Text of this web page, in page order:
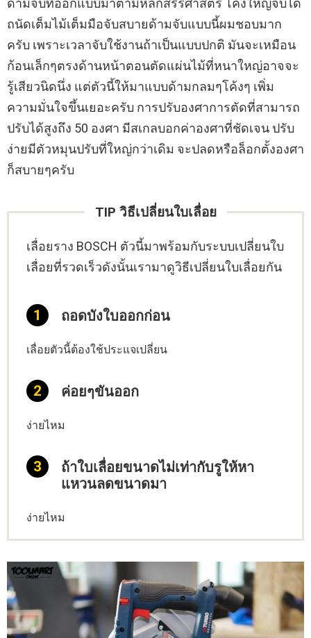
ด้ามจับที่ออกแบบมาตามหลักสรีรศาสตร์ โค้งใหญ่จับได้
ถนัดเต็มไม้เต็มมือจับสบายด้ามจับแบบนี้ผมชอบมาก
ครับ เพราะเวลาจับใช้งานถ้าเป็นแบบปกติ มันจะเหมือน
ก้อนเล็กๆตรงด้านหน้าตอนตัดแผ่นไม้ที่หนาใหญ่อาจจะ
รู้เสียวนิดนึ่ง แต่ตัวนี้ให้มาแบบด้ามกลมๆโค้งๆ เพิ่ม
ความมั่นใจขึ้นเยอะครับ การปรับองศาการตัดที่สามารถ
ปรับได้สูงถึง 50 องศา มีสเกลบอกค่าองศาที่ชัดเจน ปรับ
ง่ายมีตัวหมุนปรับที่ใหญ่กว่าเดิม จะปลดหรือล็อกตั้งองศา
ก็สบายๆครับ
TIP วิธีเปลี่ยนใบเลื่อย
เลื่อยราง BOSCH ตัวนี้มาพร้อมกับระบบเปลี่ยนใบ
เลื่อยที่รวดเร็วดังนั้นเรามาดูวิธีเปลี่ยนใบเลื่อยกัน
ถอดบังใบออกก่อน
เลื่อยตัวนี้ต้องใช้ประแจเปลี่ยน
ค่อยๆขันออก
ง่ายไหม
ถ้าใบเลื่อยขนาดไม่เท่ากับรูให้หา
แหวนลดขนาดมา
ง่ายไหม